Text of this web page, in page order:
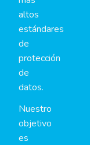
altos
estándares
de
protección
de
datos.
Nuestro
objetivo
es